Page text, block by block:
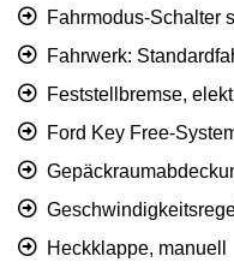
Fahrmodus-Schalter
Fahrwerk:
Feststellbremse,
Ford Key Free-
Heckklappe, manuell